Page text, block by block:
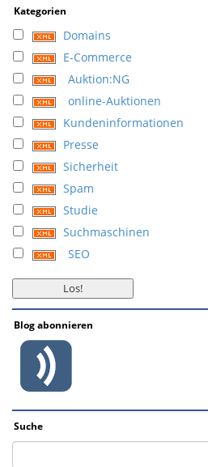
Kategorien
Domains
E-Commerce
Auktion:NG
online-Auktionen
Kundeninformationen
Presse
Sicherheit
Spam
Studie
Suchmaschinen
SEO
Blog abonnieren
Suche